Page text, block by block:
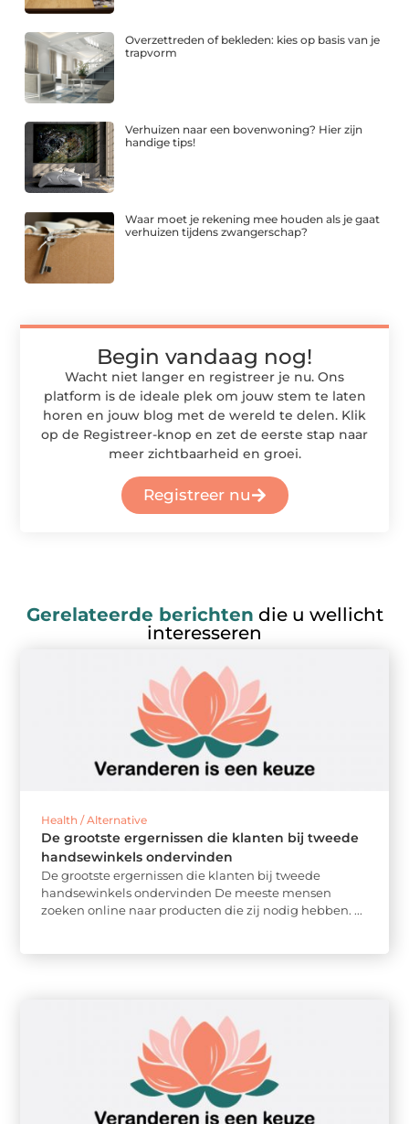
Overzettreden of bekleden: kies op basis van je
trapvorm
Verhuizen naar een bovenwoning? Hier zijn
handige tips!
Waar moet je rekening mee houden als je gaat
verhuizen tijdens zwangerschap?
Begin vandaag nog!
Wacht niet langer en registreer je nu. Ons
platform is de ideale plek om jouw stem te laten
horen en jouw blog met de wereld te delen. Klik
op de Registreer-knop en zet de eerste stap naar
meer zichtbaarheid en groei.
Registreer nu
Gerelateerde berichten die u wellicht
interesseren
Health / Alternative
De grootste ergernissen die klanten bij tweede
handsewinkels ondervinden
De grootste ergernissen die klanten bij tweede
handsewinkels ondervinden De meeste mensen
zoeken online naar producten die zij nodig hebben. ...